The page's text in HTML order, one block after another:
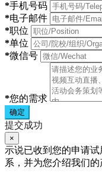
*手机号码
*电子邮件
*职位
*单位
*微信号
*您的需求
确定
提交成功
×
示说已收到您的申请
系，并为您介绍我们的